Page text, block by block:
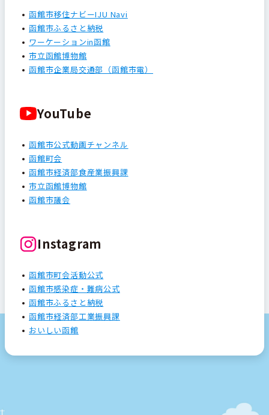
函館市移住ナビーIJU Navi
函館市ふるさと納税
ワーケーションin函館
市立函館博物館
函館市企業局交通部（函館市電）
YouTube
函館市公式動画チャンネル
函館町会
函館市経済部食産業振興課
市立函館博物館
函館市議会
Instagram
函館市町会活動公式
函館市感染症・難病公式
函館市ふるさと納税
函館市経済部工業振興課
おいしい函館